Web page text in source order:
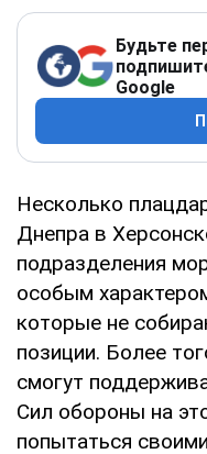
Будьте
Google
Несколько
Днепра в
подразделения
особым
которые не
позиции. Более
смогут
Сил обороны на
попытаться